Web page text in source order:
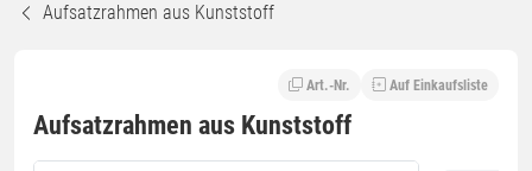
Aufsatzrahmen aus Kunststoff
Art.-Nr. Auf Einkaufsliste
Aufsatzrahmen aus Kunststoff